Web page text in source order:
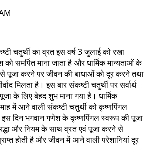
चतुर्थी का व्रत इस वर्ष 3 जुलाई को रखा
समर्पित माना जाता है और धार्मिक मान्यताओं के
से पूजा करने पर जीवन की बाधाओं को दूर करने तथा
मिलता है। इस बार संकष्टी चतुर्थी पर सर्वार्थ
के लिए बेहद शुभ माना गया है। धार्मिक
में आने वाली संकष्टी चतुर्थी को कृष्णपिंगल
इस दिन भगवान गणेश के कृष्णपिंगल स्वरूप की पूजा
और नियम के साथ व्रत एवं पूजा करने से
होती है और जीवन में आने वाली परेशानियां दूर